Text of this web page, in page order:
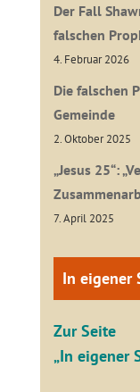
Der Fall
falschen
4. Februar 2026
Die falschen
Gemeinde
2. Oktober 2025
„Jesus 25“:
7. April 2025
In eigener
Zur Seite
„In eigener